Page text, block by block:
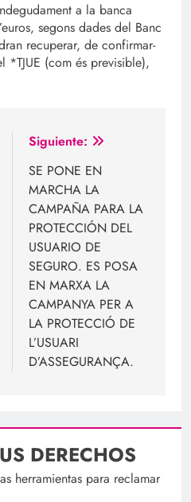
a la banca
segons dades del Banc
recuperar, de confirmar-
*TJUE (com és previsible),
Siguiente:
SE PONE EN
MARCHA LA
CAMPAÑA PARA LA
PROTECCIÓN DEL
USUARIO DE
SEGURO. ES POSA
EN MARXA LA
CAMPANYA PER A
LA PROTECCIÓ DE
L’USUARI
D’ASSEGURANÇA.
DERECHOS
herramientas para reclamar